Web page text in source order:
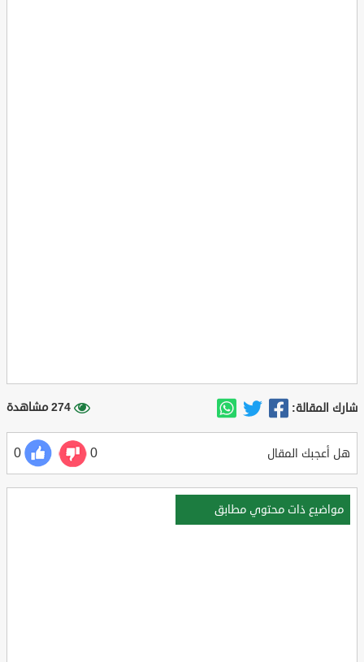
شارك المقالة: 274 مشاهدة
هل أعجبك المقال 0
0
مواضيع ذات محتوي مطابق